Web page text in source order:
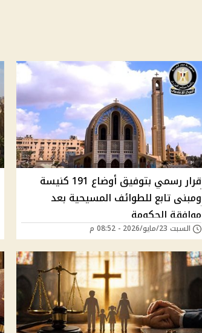
قرار رسمي بتوفيق أوضاع 191 كنيسة
ومبنى تابع للطوائف المسيحية بعد
موافقة الحكومة
السبت 23/مايو/2026 - 08:52 م